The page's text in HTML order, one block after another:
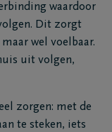
waardoor
Dit zorgt
wel voelbaar.
uit volgen,
zorgen: met de
te steken, iets